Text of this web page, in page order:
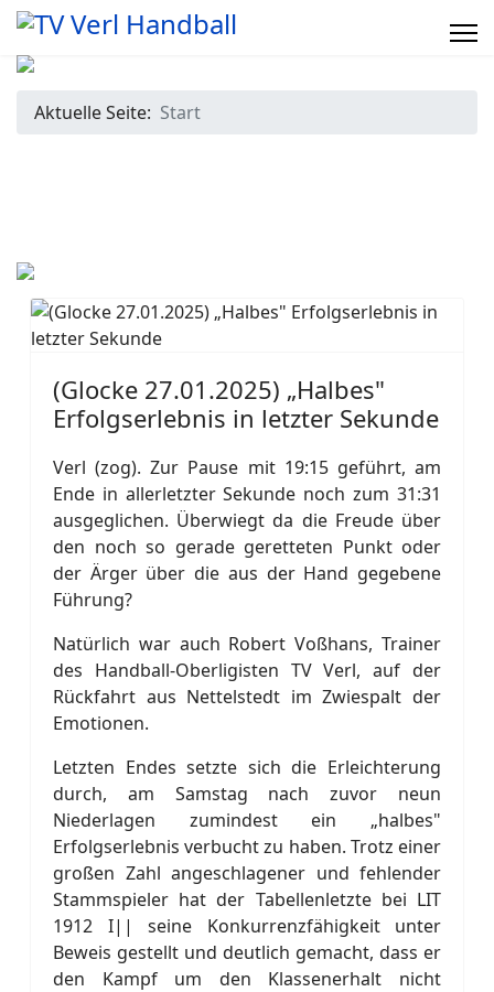
Aktuelle Seite: Start
(Glocke 27.01.2025) „Halbes"
Erfolgserlebnis in letzter Sekunde
Verl (zog). Zur Pause mit 19:15 geführt, am
Ende in allerletzter Sekunde noch zum 31:31
ausgeglichen. Überwiegt da die Freude über
den noch so gerade geretteten Punkt oder
der Ärger über die aus der Hand gegebene
Führung?
Natürlich war auch Robert Voßhans, Trainer
des Handball-Oberligisten TV Verl, auf der
Rückfahrt aus Nettelstedt im Zwiespalt der
Emotionen.
Letzten Endes setzte sich die Erleichterung
durch, am Samstag nach zuvor neun
Niederlagen zumindest ein „halbes"
Erfolgserlebnis verbucht zu haben. Trotz einer
großen Zahl angeschlagener und fehlender
Stammspieler hat der Tabellenletzte bei LIT
1912 I|| seine Konkurrenzfähigkeit unter
Beweis gestellt und deutlich gemacht, dass er
den Kampf um den Klassenerhalt nicht